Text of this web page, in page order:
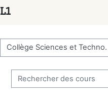
L1
Catégories de cours
Rechercher des cours